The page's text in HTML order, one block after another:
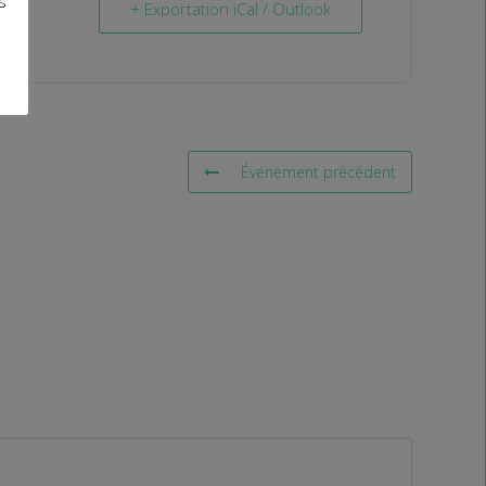
+ Exportation iCal / Outlook
Événement précédent